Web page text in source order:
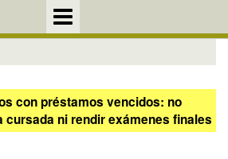
con préstamos vencidos: no
cursada ni rendir exámenes finales